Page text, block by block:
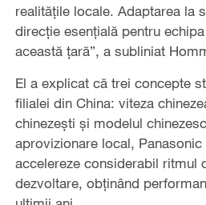
realitățile locale. Adaptarea la
direcție esențială pentru
această țară”, a subliniat
El a explicat că trei concepte
filialei din China: viteza
chinezești și modelul
aprovizionare local,
accelereze considerabil ritmul
dezvoltare, obținând